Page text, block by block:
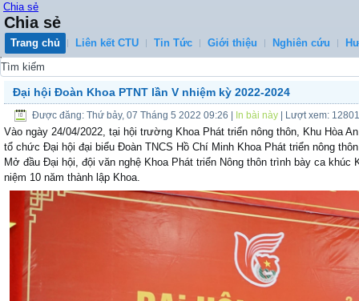
Chia sẻ
Chia sẻ
Trang chủ Liên kết CTU Tin Tức Giới thiệu Nghiên cứu
0
Đại hội Đoàn Khoa PTNT lần V nhiệm kỳ 2022-2024
Được đăng: Thứ bảy, 07 Tháng 5 2022 09:26 In bài này | Lượt xem:
Vào ngày 24/04/2022, tại hội trường Khoa Phát triển nông thôn, Khu Hòa
tổ chức Đại hội đại biểu Đoàn TNCS Hồ Chí Minh Khoa Phát triển nông
Mở đầu Đại hội, đội văn nghệ Khoa Phát triển Nông thôn trình bày ca
niệm 10 năm thành lập Khoa.